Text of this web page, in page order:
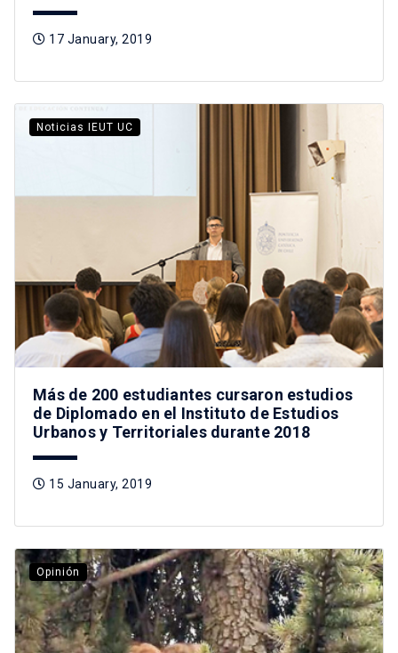
17 January, 2019
Noticias IEUT UC
Más de 200 estudiantes cursaron estudios
de Diplomado en el Instituto de Estudios
Urbanos y Territoriales durante 2018
15 January, 2019
Opinión